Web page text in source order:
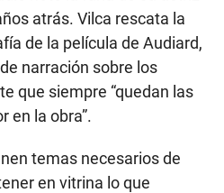
atrás. Vilca rescata la
de la película de Audiard,
narración sobre los
que siempre “quedan las
en la obra”.
temas necesarios de
en vitrina lo que